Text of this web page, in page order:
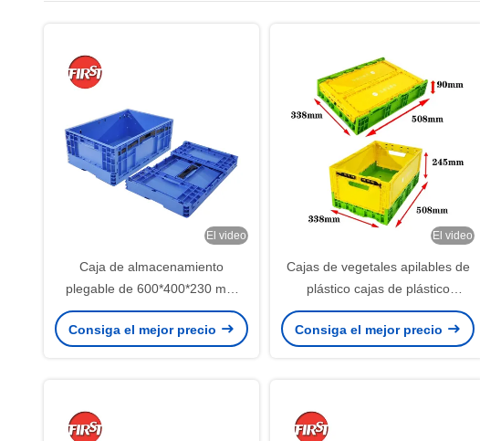
El video
Caja de almacenamiento
plegable de 600*400*230 mm
Cajas de plástico para productos
en empilación
Consiga el mejor precio
El video
Cajas de vegetales apilables de
plástico cajas de plástico
plegables de uso pesado PP
Consiga el mejor precio